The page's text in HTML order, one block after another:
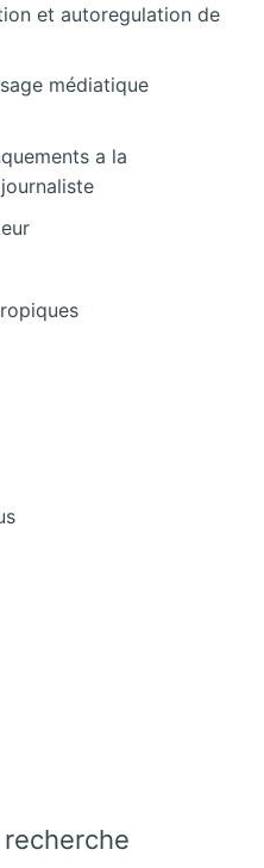
et autoregulation de
médiatique
a la